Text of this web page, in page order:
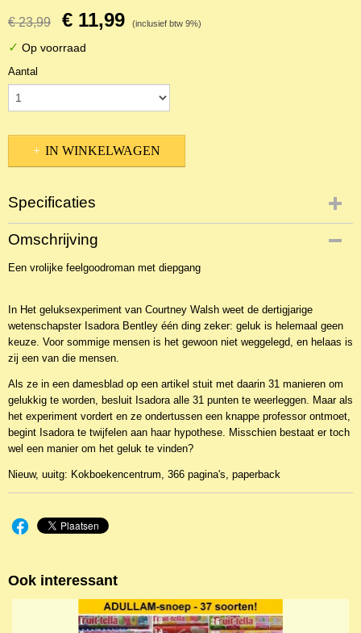
€ 23,99 € 11,99 (inclusief btw 9%)
✓ Op voorraad
Aantal
IN WINKELWAGEN
Specificaties
Productcode
NBKR-26247
EAN code
Productcode leverancier
Kokboekencentrum
Omschrijving
Een vrolijke feelgoodroman met diepgang
In Het geluksexperiment van Courtney Walsh weet de dertigjarige
wetenschapster Isadora Bentley één ding zeker: geluk is helemaal geen
keuze. Voor sommige mensen is het gewoon niet weggelegd, en helaas is
zij een van die mensen.
Als ze in een damesblad op een artikel stuit met daarin 31 manieren om
gelukkig te worden, besluit Isadora alle 31 punten te weerleggen. Maar als
het experiment vordert en ze ondertussen een knappe professor ontmoet,
begint Isadora te twijfelen aan haar hypothese. Misschien bestaat er toch
wel een manier om het geluk te vinden?
Nieuw, uuitg: Kokboekencentrum, 366 pagina's, paperback
Ook interessant